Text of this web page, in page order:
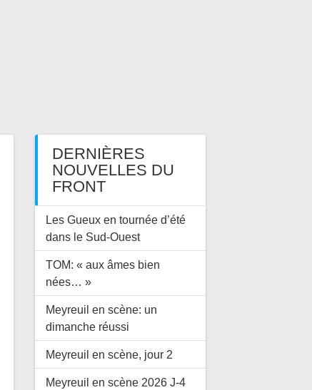
DERNIÈRES
NOUVELLES DU
FRONT
Les Gueux en tournée d’été
dans le Sud-Ouest
TOM: « aux âmes bien
nées… »
Meyreuil en scène: un
dimanche réussi
Meyreuil en scène, jour 2
Meyreuil en scène 2026 J-4